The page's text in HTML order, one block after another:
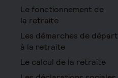
Le fonctionnement de
la retraite
Les démarches de départ
à la retraite
Le calcul de la retraite